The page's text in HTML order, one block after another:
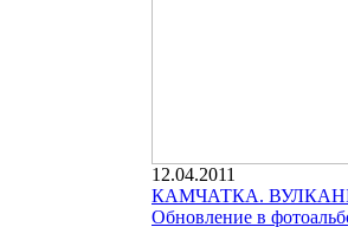
12.04.2011
КАМЧАТКА.
Обновление в